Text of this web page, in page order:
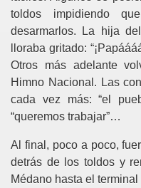
toldos impidiendo
desarmarlos. La hija
lloraba gritado:
Otros más adelante
Himno Nacional. Las
cada vez más: “el
“queremos trabajar”…
Al final, poco a poco,
detrás de los toldos y
Médano hasta el